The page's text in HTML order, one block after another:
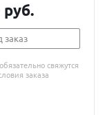
руб.
заказ
свяжутся
заказа